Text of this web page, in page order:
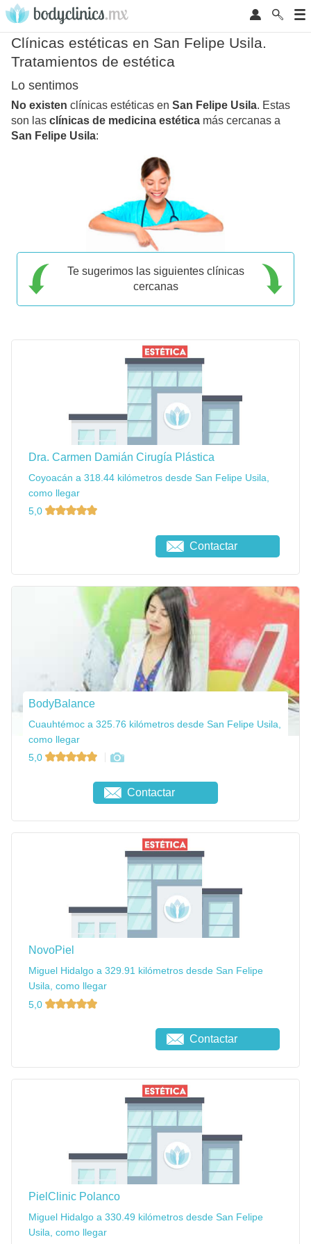
Clínicas estéticas en San Felipe Usila.
Tratamientos de estética
Lo sentimos
No existen clínicas estéticas en San Felipe Usila. Estas
son las clínicas de medicina estética más cercanas a
San Felipe Usila:
Te sugerimos las siguientes clínicas
cercanas
Dra. Carmen Damián Cirugía Plástica
Coyoacán a 318.44 kilómetros desde San Felipe Usila,
como llegar
5,0
Contactar
BodyBalance
Cuauhtémoc a 325.76 kilómetros desde San Felipe Usila,
como llegar
5,0
Contactar
NovoPiel
Miguel Hidalgo a 329.91 kilómetros desde San Felipe
Usila, como llegar
5,0
Contactar
PielClinic Polanco
Miguel Hidalgo a 330.49 kilómetros desde San Felipe
Usila, como llegar